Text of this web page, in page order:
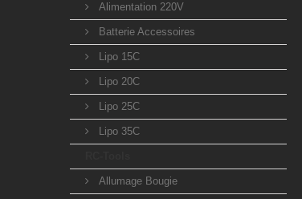
Alimentation 220V
Batterie Accessoires
Lipo 15C
Lipo 20C
Lipo 25C
Lipo 35C
Allumage Bougie